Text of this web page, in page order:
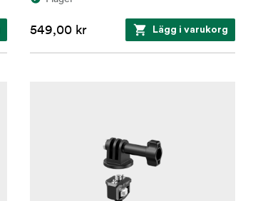
549,00 kr Lägg i varukorg